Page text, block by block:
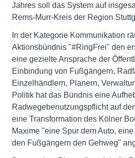
Jahres soll das System auf
Rems-Murr-Kreis der Region
In der Kategorie Kommunikation
Aktionsbündnis "#RingFrei" den
eine gezielte Ansprache der
Einbindung von Fußgängern,
Einzelhändlern, Planern,
Politik hat das Bündnis eine
Radwegebenutzungspflicht auf
eine Transformation des Kölner
Maxime "eine Spur dem Auto,
den Fußgängern den Gehweg"